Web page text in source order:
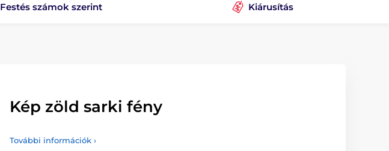
Festés számok szerint Kiárusítás
Kép zöld sarki fény
További információk ›